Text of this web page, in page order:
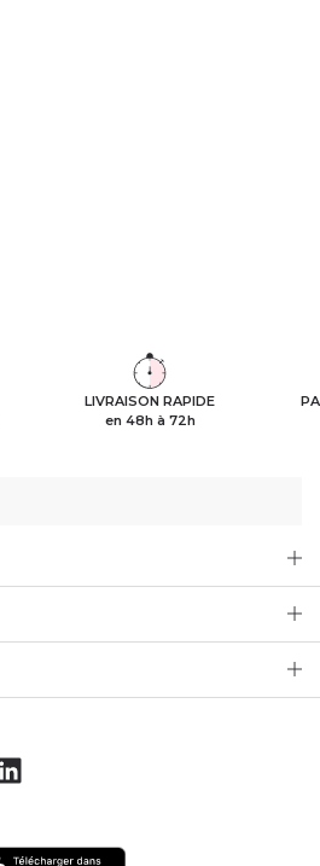
LIVRAISON RAPIDE
en 48h à 72h